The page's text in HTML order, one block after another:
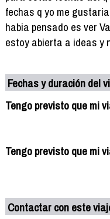
fechas q yo me
habia pensado es ver
estoy abierta a ideas y
Fechas y duración del
Tengo previsto que mi
Tengo previsto que mi
Contactar con este